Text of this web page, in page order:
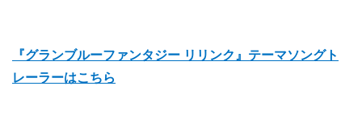
『グランブルーファンタジー リリンク』テーマソングト
レーラーはこちら